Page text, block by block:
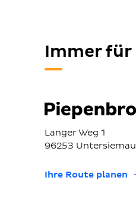
Immer für
Langer Weg 1
96253 Untersiemau
Ihre Route planen